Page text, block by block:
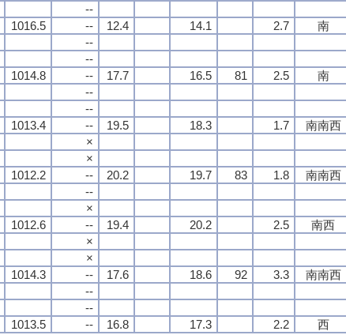
--
1016.5 -- 12.4 14.1 2.7 南
--
--
1014.8 -- 17.7 16.5 81 2.5 南
--
--
1013.4 -- 19.5 18.3 1.7 南南西
×
×
1012.2 -- 20.2 19.7 83 1.8 南南西
--
×
1012.6 -- 19.4 20.2 2.5 南西
×
×
1014.3 -- 17.6 18.6 92 3.3 南南西
--
--
1013.5 -- 16.8 17.3 2.2 西